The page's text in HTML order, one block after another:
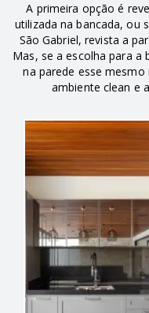
A primeira opção é
utilizada na bancada, ou
São Gabriel, revista a
Mas, se a escolha para a
na parede esse
ambiente clean e